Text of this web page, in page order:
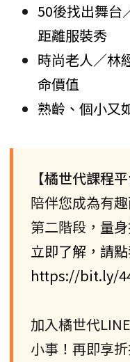
50後找出舞台
距離服裝秀
時尚老人／林
命價值
熟齡、個小又
【橘世代課程平
陪伴您成為有
第二階段，量
立即了解，請點
https://bit.ly/
加入橘世代
小事！再即享折